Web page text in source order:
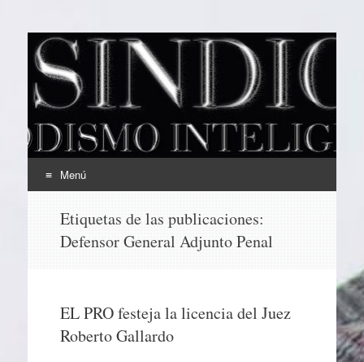
EL SINDICAL
Periodismo Inteligente
Menú
contenido
Etiquetas de las publicaciones:
Defensor General Adjunto Penal
EL PRO festeja la licencia del Juez
Roberto Gallardo